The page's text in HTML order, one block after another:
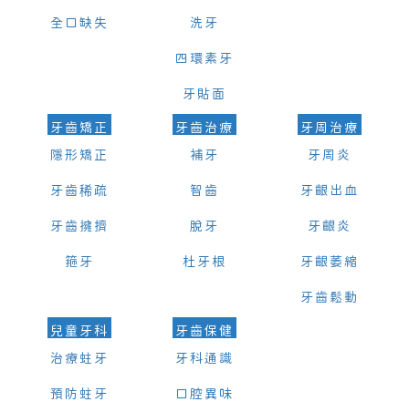
全口缺失 洗牙
四環素牙
牙貼面
牙齒矯正
隱形矯正
牙齒稀疏
牙齒擁擠
箍牙
牙齒治療
補牙
智齒
脫牙
杜牙根
牙周治療
牙周炎
牙齦出血
牙齦炎
牙齦萎縮
牙齒鬆動
兒童牙科
治療蛀牙
預防蛀牙
牙齒保健
牙科通識
口腔異味